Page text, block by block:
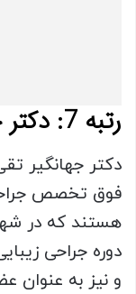
رتبه 7: دکتر جهانگیر تقی پور
دکتر جهانگیر
فوق تخصص
هستند که در
دوره جراحی
و نیز به عنوان